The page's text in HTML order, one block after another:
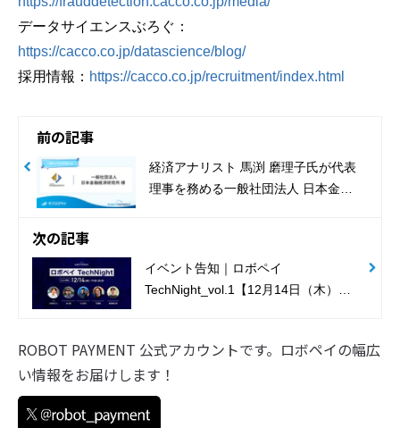
データサイエンスぶろぐ：
https://cacco.co.jp/datascience/blog/
採用情報： https://cacco.co.jp/recruitment/index.html
前の記事
経済アナリスト 馬渕 磨理子氏が代表
理事を務める一般社団法人 日本金融
次の記事
イベント告知｜ロボペイ
TechNight_vol.1【12月14日（木）
ROBOT PAYMENT 公式アカウントです。ロボペイの幅広
い情報をお届けします！